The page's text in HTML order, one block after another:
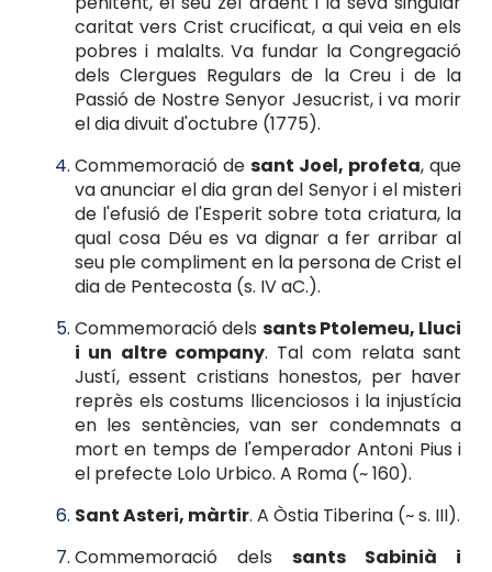
caritat vers Crist crucificat, a qui veia en els
pobres i malalts. Va fundar la Congregació
dels Clergues Regulars de la Creu i de la
Passió de Nostre Senyor Jesucrist, i va morir
el dia divuit d'octubre (1775).
Commemoració de sant Joel, profeta, que
va anunciar el dia gran del Senyor i el misteri
de l'efusió de l'Esperit sobre tota criatura, la
qual cosa Déu es va dignar a fer arribar al
seu ple compliment en la persona de Crist el
dia de Pentecosta (s. IV aC.).
Commemoració dels sants Ptolemeu, Lluci
i un altre company. Tal com relata sant
Justí, essent cristians honestos, per haver
reprès els costums llicenciosos i la injustícia
en les sentències, van ser condemnats a
mort en temps de l'emperador Antoni Pius i
el prefecte Lolo Urbico. A Roma (~ 160).
Sant Asteri, màrtir. A Òstia Tiberina (~ s. III).
Commemoració dels sants Sabinià i